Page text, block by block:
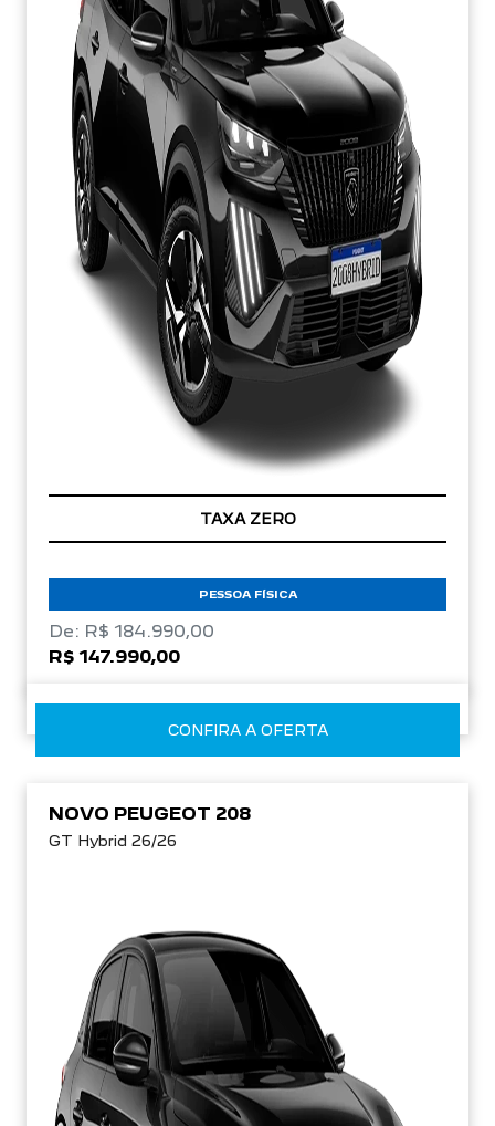
TAXA ZERO
PESSOA FÍSICA
De: R$ 184.990,00
R$ 147.990,00
CONFIRA A OFERTA
NOVO PEUGEOT 208
GT Hybrid 26/26